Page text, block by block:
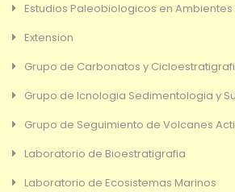
Estudios Paleobiologicos en
Extension
Grupo de Carbonatos y
Grupo de Icnologia Sedimentologia y
Grupo de Seguimiento de Volcanes
Laboratorio de Bioestratigrafia
Laboratorio de Ecosistemas Marinos